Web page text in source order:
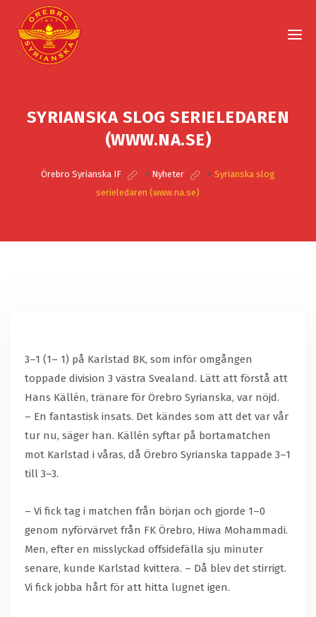
SYRIANSKA SLOG SERIELEDAREN
(WWW.NA.SE)
Örebro Syrianska IF > Nyheter > Syrianska slog
serieledaren (www.na.se)
3–1 (1– 1) på Karlstad BK, som inför omgången
toppade division 3 västra Svealand. Lätt att förstå att
Hans Källén, tränare för Örebro Syrianska, var nöjd.
– En fantastisk insats. Det kändes som att det var vår
tur nu, säger han. Källén syftar på bortamatchen
mot Karlstad i våras, då Örebro Syrianska tappade 3–1
till 3–3.
– Vi fick tag i matchen från början och gjorde 1–0
genom nyförvärvet från FK Örebro, Hiwa Mohammadi.
Men, efter en misslyckad offsidefälla sju minuter
senare, kunde Karlstad kvittera. – Då blev det stirrigt.
Vi fick jobba hårt för att hitta lugnet igen.